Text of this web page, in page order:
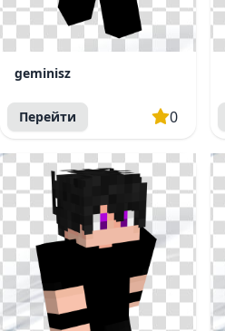
geminisz
Перейти 0